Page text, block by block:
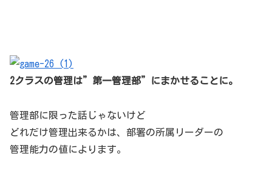
2クラスの管理は”第一管理部”にまかせることに。
管理部に限った話じゃないけど
どれだけ管理出来るかは、部署の所属リーダーの
管理能力の値によります。